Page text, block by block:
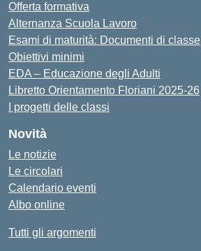
Offerta formativa
Alternanza Scuola Lavoro
Esami di maturità: Documenti di classe
Obiettivi minimi
EDA – Educazione degli Adulti
Libretto Orientamento Floriani 2025-26
I progetti delle classi
Novità
Le notizie
Le circolari
Calendario eventi
Albo online
Tutti gli argomenti